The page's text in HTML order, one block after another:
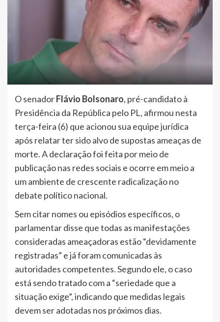
O senadorFlávio Bolsonaro, pré-candidato à
Presidência da República pelo PL, afirmou nesta
terça-feira (6) que acionou sua equipe jurídica
após relatar ter sido alvo de supostas ameaças de
morte. A declaração foi feita por meio de
publicação nas redes sociais e ocorre em meio a
um ambiente de crescente radicalização no
debate político nacional.
Sem citar nomes ou episódios específicos, o
parlamentar disse que todas as manifestações
consideradas ameaçadoras estão “devidamente
registradas” e já foram comunicadas às
autoridades competentes. Segundo ele, o caso
está sendo tratado com a “seriedade que a
situação exige”, indicando que medidas legais
devem ser adotadas nos próximos dias.